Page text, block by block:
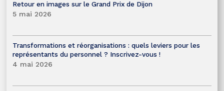
Retour en images sur le Grand Prix de Dijon
5 mai 2026
Transformations et réorganisations : quels leviers pour les
représentants du personnel ? Inscrivez-vous !
4 mai 2026